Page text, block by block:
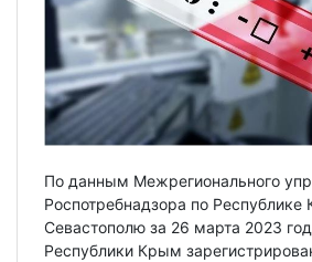
По данным Межрегионального
Роспотребнадзора по
Севастополю за 26 марта 2023
Республики Крым